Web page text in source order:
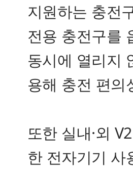
지원하는 충전
전용 충전구를
동시에 열리지
용해 충전 편의
또한 실내·외
한 전자기기 사